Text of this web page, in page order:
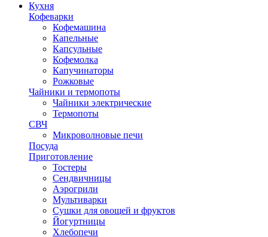
Кухня
Кофеварки
Кофемашина
Капельные
Капсульные
Кофемолка
Капучинаторы
Рожковые
Чайники и термопоты
Чайники электрические
Термопоты
СВЧ
Микроволновые печи
Посуда
Приготовление
Тостеры
Сендвичницы
Аэрогрили
Мультиварки
Сушки для овощей и фруктов
Йогуртницы
Хлебопечи